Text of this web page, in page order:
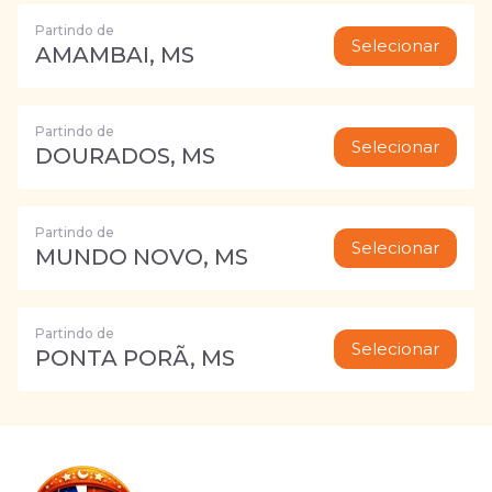
Partindo de
AMAMBAI, MS Selecionar
Partindo de
DOURADOS, MS Selecionar
Partindo de
MUNDO NOVO, MS Selecionar
Partindo de
PONTA PORÃ, MS Selecionar